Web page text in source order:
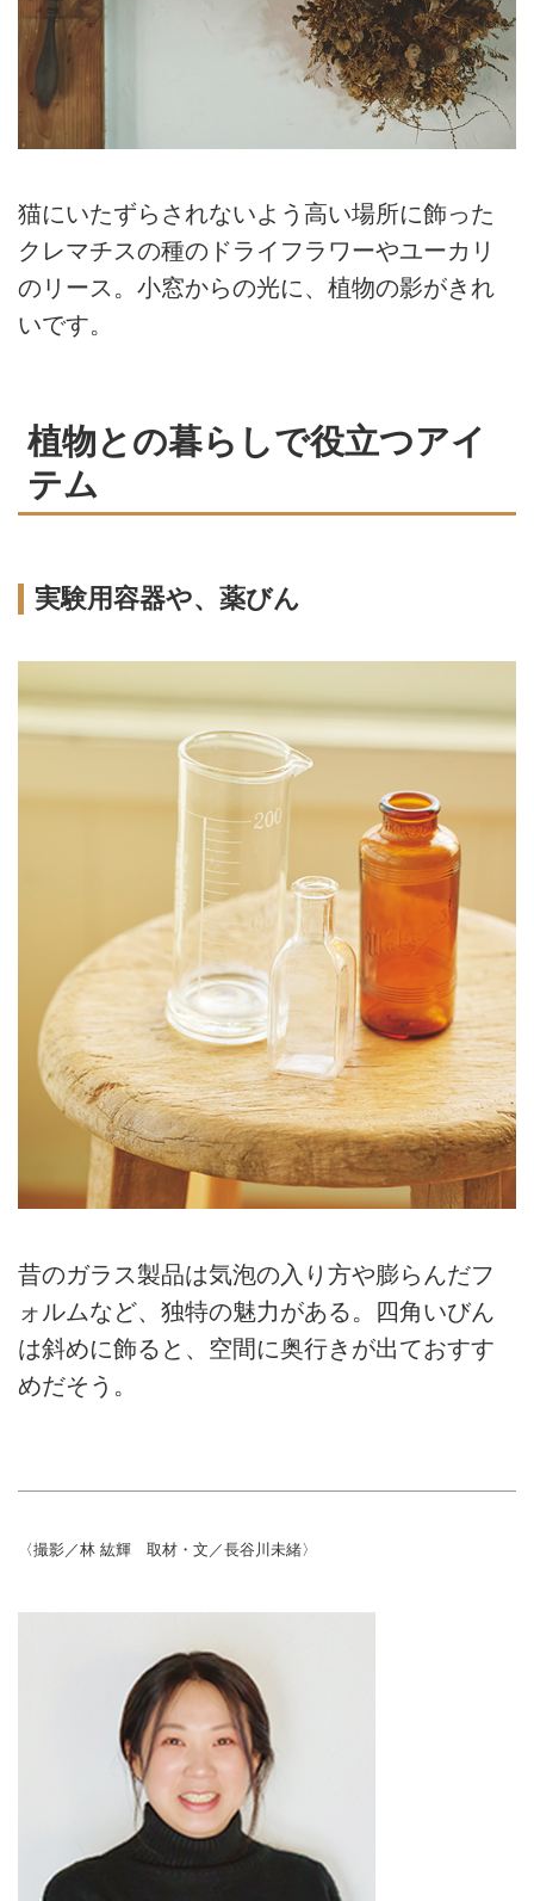
猫にいたずらされないよう高い場所に飾った
クレマチスの種のドライフラワーやユーカリ
のリース。小窓からの光に、植物の影がきれ
いです。
植物との暮らしで役立つアイ
テム
実験用容器や、薬びん
昔のガラス製品は気泡の入り方や膨らんだフ
ォルムなど、独特の魅力がある。四角いびん
は斜めに飾ると、空間に奥行きが出ておすす
めだそう。
〈撮影／林 紘輝 取材・文／長谷川未緒〉